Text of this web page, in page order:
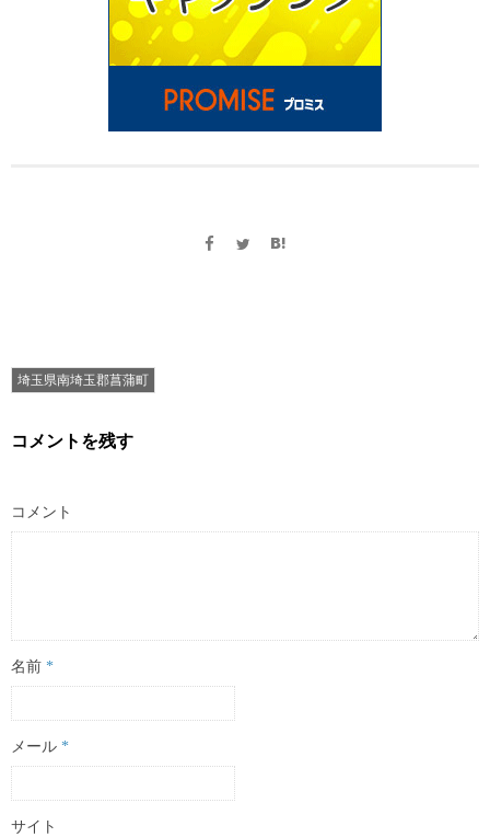
埼玉県南埼玉郡菖蒲町
コメントを残す
コメント
名前 *
メール *
サイト